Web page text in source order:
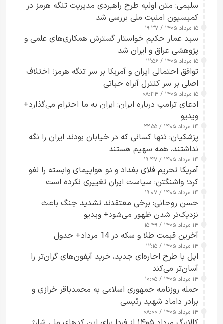
سلیمی: متن اولیه طرح راهبردی مدیریت تنگه هرمز در
کمیسیون امنیت ملی بررسی شد
۱۵ مرداد ۱۴۰۵ / ۱۹:۳۷
سید عمار حکیم خواستار گسترش همکاری‌های علمی و
پژوهشی عراق و ایران شد
۱۵ مرداد ۱۴۰۵ / ۱۲:۵۶
توافق احتمالی ایران و آمریکا بر سر تنگه هرمز؛ اختلاف
اصلی بر سر کنترل آبراه حیاتی
۱۵ مرداد ۱۴۰۵ / ۰۸:۳۴
ادعای ترامپ درباره ایران: ایران به ما احترام می‌گذارد+
ویدیو
۱۴ مرداد ۱۴۰۵ / ۲۲:۵۵
پزشکیان: تنها کسانی که در خیابان بودند ایران را نگه
نداشتند، همه سهیم هستند
۱۴ مرداد ۱۴۰۵ / ۱۹:۴۷
آمریکا تحریم فلای بغداد و دو هواپیمای وابسته را لغو
کرد؛ واشنگتن: سیاست ایران تغییری نکرده است
۱۴ مرداد ۱۴۰۵ / ۱۹:۰۷
حسن روحانی: برخی معتقدند تشدید جنگ باعث
نزدیک‌تر شدن ظهور می‌شود+ ویدیو
۱۴ مرداد ۱۴۰۵ / ۱۵:۴۹
آخرین قیمت طلا و سکه در 14 مرداد+ جدول
۱۴ مرداد ۱۴۰۵ / ۱۲:۱۵
اپل با طرح اجاره‌ای جدید، خرید آیفون‌های گران‌تر را
آسان‌تر می‌کند
۱۴ مرداد ۱۴۰۵ / ۱۰:۰۵
حمله روزنامه جمهوری اسلامی به محمدباقر خرازی و
برادر داماد شهید رئیسی
۱۴ مرداد ۱۴۰۵ / ۰۸:۰۰